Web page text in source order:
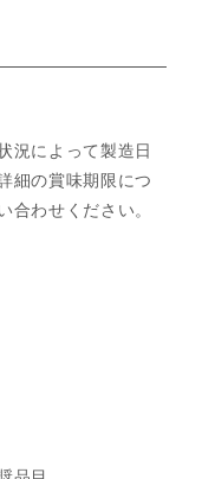
況によって製造日
細の賞味期限につ
合わせください。